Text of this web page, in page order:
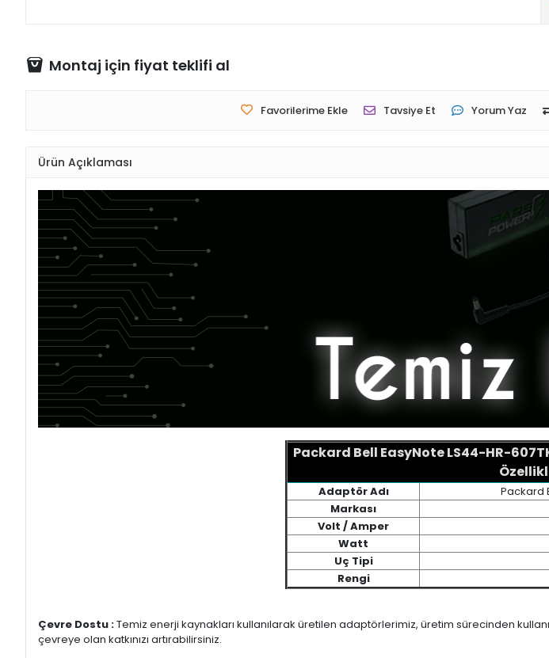
Montaj için fiyat teklifi al
Favorilerime Ekle Tavsiye Et Yorum Yaz
Ürün Açıklaması
Packard Bell EasyNote LS44-HR-
Adaptör Adı
Packard
Markası
Volt / Amper
Watt
Uç Tipi
Rengi
Çevre Dostu :Temiz enerji kaynakları kullanılarak üretilen adaptörlerimiz, üretim sürecinden
çevreye olan katkınızı artırabilirsiniz.